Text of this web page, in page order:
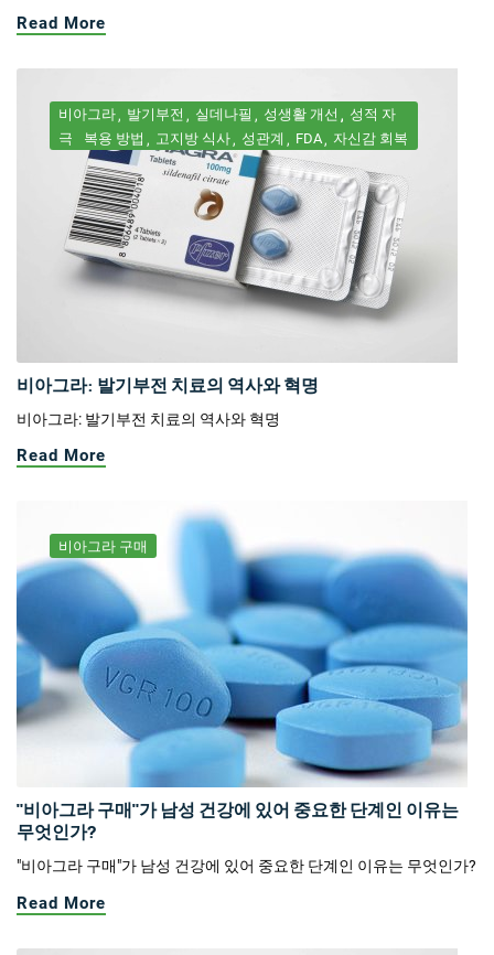
Read More
비아그라 발기부전 실데나필 성생활 개선
성적 자
극
복용 방법 고지방 식사 성관계 FDA 자신감 회복
비아그라: 발기부전 치료의 역사와 혁명
비아그라: 발기부전 치료의 역사와 혁명
Read More
비아그라 구매
"비아그라 구매"가 남성 건강에 있어 중요한 단계인 이유는
무엇인가?
"비아그라 구매"가 남성 건강에 있어 중요한 단계인 이유는 무엇인가?
Read More